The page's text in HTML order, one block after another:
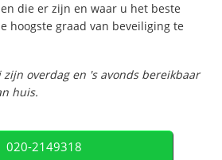
die er zijn en waar u het beste
hoogste graad van beveiliging te
zijn overdag en 's avonds bereikbaar
huis.
020-2149318